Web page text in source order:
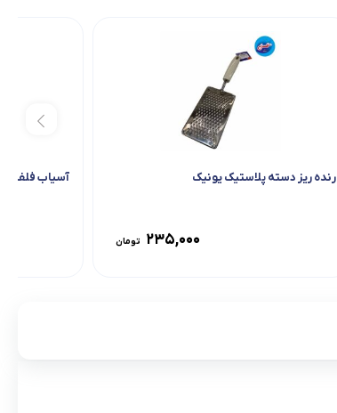
رنده ریز دسته پلاستیک یونیک
۲۳۵,۰۰۰ تومان
آسیاب فلفل